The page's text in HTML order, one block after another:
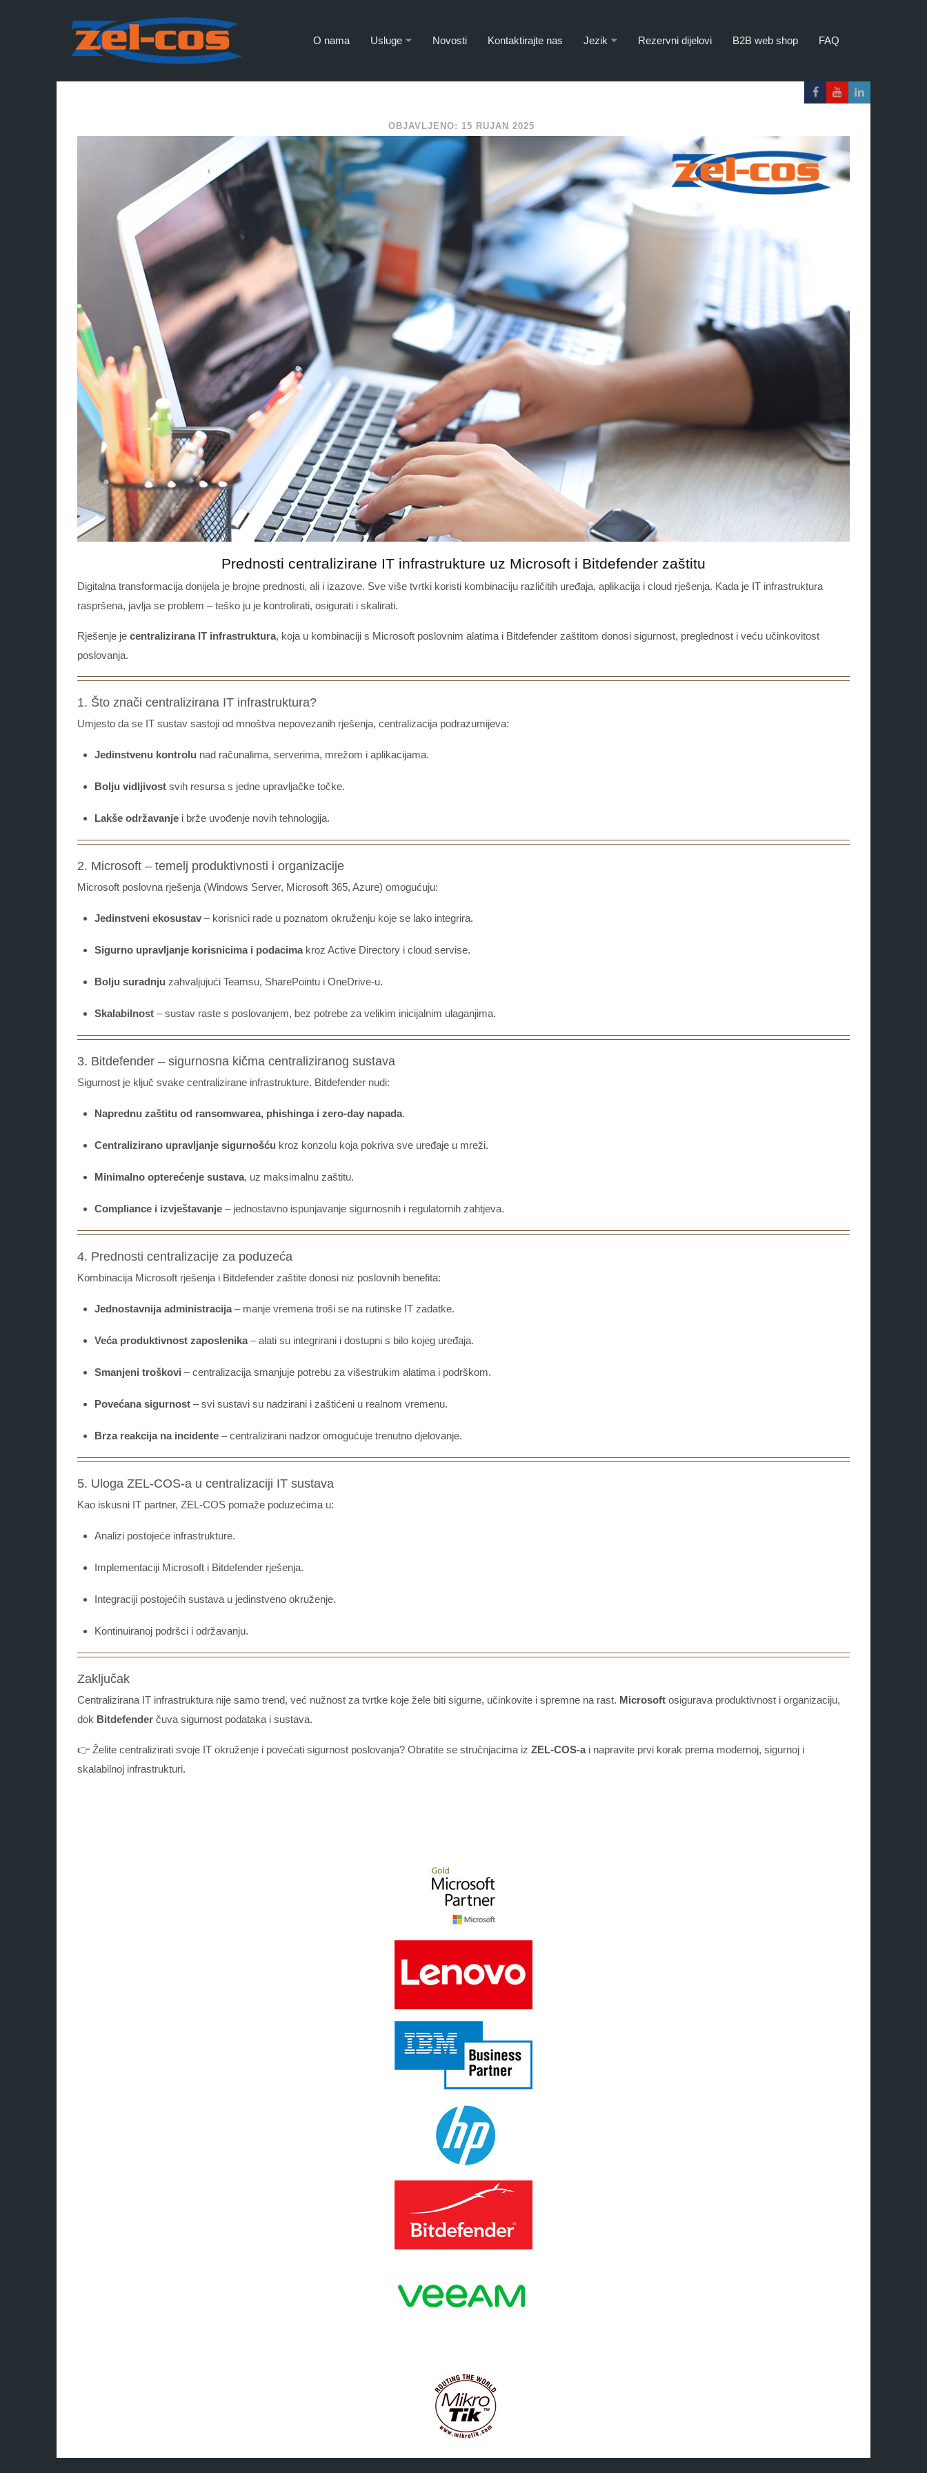
O nama Usluge Novosti Kontaktirajte nas Jezik Rezervni dijelovi B2B web shop FAQ
OBJAVLJENO: 15 RUJAN 2025
Prednosti centralizirane IT infrastrukture uz Microsoft i Bitdefender zaštitu
Digitalna transformacija donijela je brojne prednosti, ali i izazove. Sve više tvrtki koristi kombinaciju različitih uređaja, aplikacija i cloud rješenja. Kada je IT infrastruktura
raspršena, javlja se problem – teško ju je kontrolirati, osigurati i skalirati.
Rješenje je centralizirana IT infrastruktura, koja u kombinaciji s Microsoft poslovnim alatima i Bitdefender zaštitom donosi sigurnost, preglednost i veću učinkovitost
poslovanja.
1. Što znači centralizirana IT infrastruktura?
Umjesto da se IT sustav sastoji od mnoštva nepovezanih rješenja, centralizacija podrazumijeva:
Jedinstvenu kontrolu nad računalima, serverima, mrežom i aplikacijama.
Bolju vidljivost svih resursa s jedne upravljačke točke.
Lakše održavanje i brže uvođenje novih tehnologija.
2. Microsoft – temelj produktivnosti i organizacije
Microsoft poslovna rješenja (Windows Server, Microsoft 365, Azure) omogućuju:
Jedinstveni ekosustav – korisnici rade u poznatom okruženju koje se lako integrira.
Sigurno upravljanje korisnicima i podacimakroz Active Directory i cloud servise.
Bolju suradnju zahvaljujući Teamsu, SharePointu i OneDrive-u.
Skalabilnost – sustav raste s poslovanjem, bez potrebe za velikim inicijalnim ulaganjima.
3. Bitdefender – sigurnosna kičma centraliziranog sustava
Sigurnost je ključ svake centralizirane infrastrukture. Bitdefender nudi:
Naprednu zaštitu od ransomwarea, phishinga i zero-day napada.
Centralizirano upravljanje sigurnošću kroz konzolu koja pokriva sve uređaje u mreži.
Minimalno opterećenje sustava, uz maksimalnu zaštitu.
Compliance i izvještavanje – jednostavno ispunjavanje sigurnosnih i regulatornih zahtjeva.
4. Prednosti centralizacije za poduzeća
Kombinacija Microsoft rješenja i Bitdefender zaštite donosi niz poslovnih benefita:
Jednostavnija administracija– manje vremena troši se na rutinske IT zadatke.
Veća produktivnost zaposlenika– alati su integrirani i dostupni s bilo kojeg uređaja.
Smanjeni troškovi – centralizacija smanjuje potrebu za višestrukim alatima i podrškom.
Povećana sigurnost – svi sustavi su nadzirani i zaštićeni u realnom vremenu.
Brza reakcija na incidente – centralizirani nadzor omogućuje trenutno djelovanje.
5. Uloga ZEL-COS-a u centralizaciji IT sustava
Kao iskusni IT partner, ZEL-COS pomaže poduzećima u:
Analizi postojeće infrastrukture.
Implementaciji Microsoft i Bitdefender rješenja.
Integraciji postojećih sustava u jedinstveno okruženje.
Kontinuiranoj podršci i održavanju.
Zaključak
Centralizirana IT infrastruktura nije samo trend, već nužnost za tvrtke koje žele biti sigurne, učinkovite i spremne na rast. Microsoft osigurava produktivnost i organizaciju,
dok Bitdefender čuva sigurnost podataka i sustava.
👉 Želite centralizirati svoje IT okruženje i povećati sigurnost poslovanja? Obratite se stručnjacima iz ZEL-COS-ai napravite prvi korak prema modernoj, sigurnoj i
skalabilnoj infrastrukturi.